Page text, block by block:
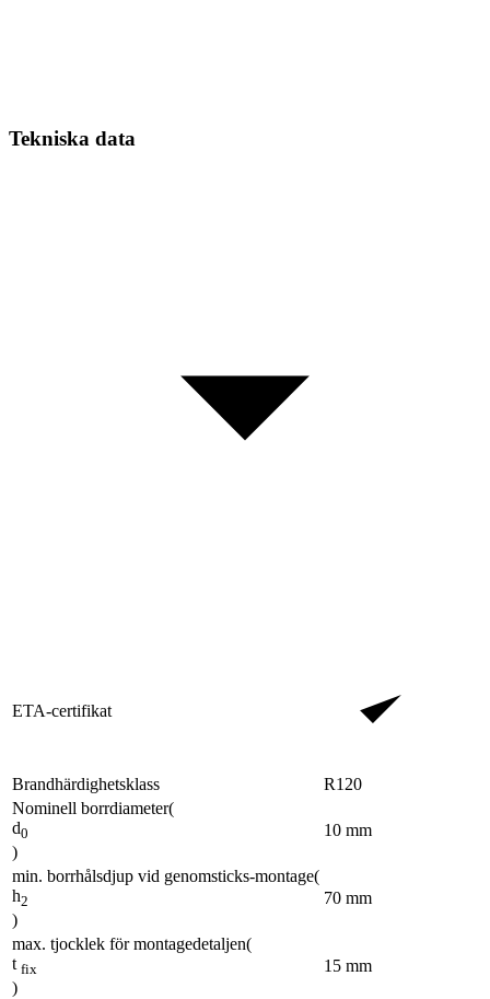
Tekniska data
ETA-certifikat
Brandhärdighetsklass
R120
Nominell borrdiameter(
d0
)
10 mm
min. borrhålsdjup vid genomsticks-montage(
h2
)
70 mm
max. tjocklek för montagedetaljen(
t fix
)
15 mm